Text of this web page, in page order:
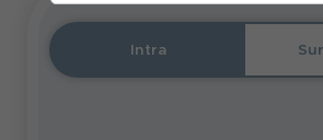
Intra